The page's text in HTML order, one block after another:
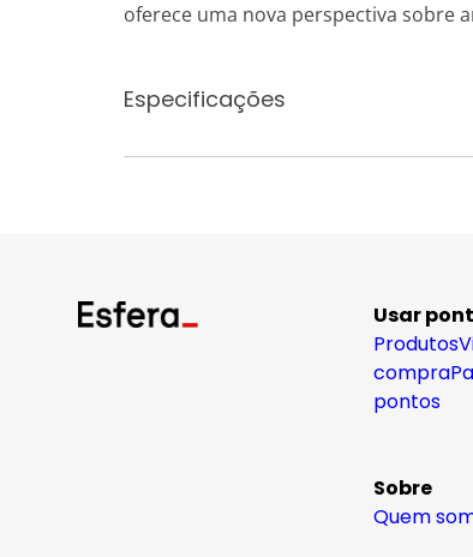
oferece uma nova perspectiva sobre
Especificações
Usar
Produtos
compra
pontos
Sobre
Quem